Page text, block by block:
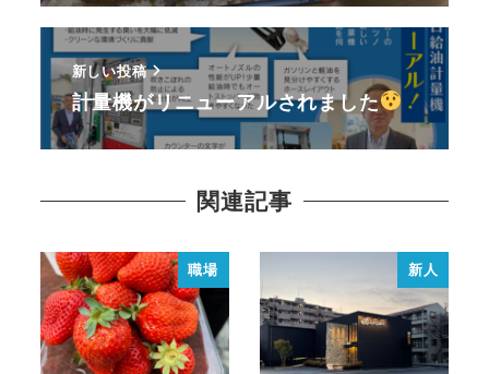
新しい投稿
計量機がリニューアルされました
関連記事
職場 新人